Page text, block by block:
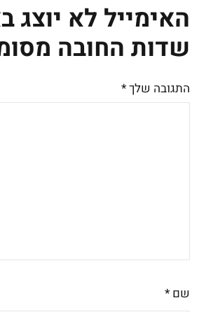
האימייל לא יוצג
שדות החובה
התגובה שלך*
שם *